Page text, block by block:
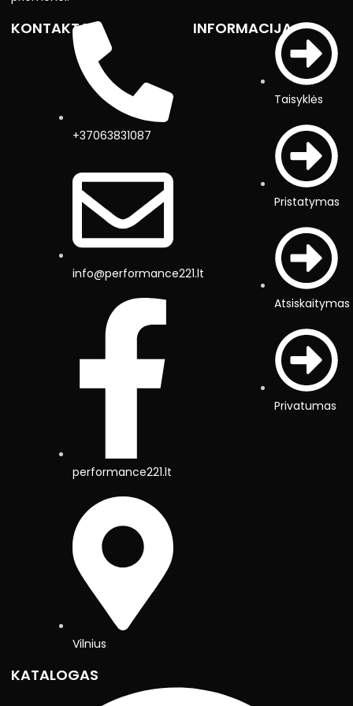
KONTAKTAI
+37063831087
info@performance221.lt
performance221.lt
Vilnius
INFORMACIJA
Taisyklės
Pristatymas
Atsiskaitymas
Privatumas
KATALOGAS